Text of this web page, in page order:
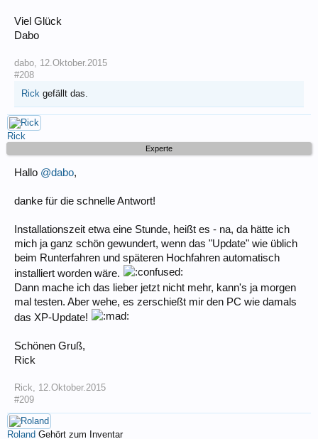
Viel Glück
Dabo
dabo, 12.Oktober.2015
#208
Rick gefällt das.
Rick
Experte
Hallo @dabo,
danke für die schnelle Antwort!
Installationszeit etwa eine Stunde, heißt es - na, da hätte ich
mich ja ganz schön gewundert, wenn das "Update" wie üblich
beim Runterfahren und späteren Hochfahren automatisch
installiert worden wäre.
Dann mache ich das lieber jetzt nicht mehr, kann's ja morgen
mal testen. Aber wehe, es zerschießt mir den PC wie damals
das XP-Update!
Schönen Gruß,
Rick
Rick, 12.Oktober.2015
#209
Roland Gehört zum Inventar